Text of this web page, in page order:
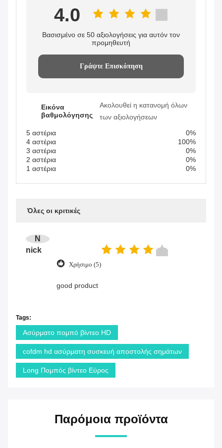
4.0
Βασισμένο σε 50 αξιολογήσεις για αυτόν τον
προμηθευτή
Γράψτε Επισκόπηση
Εικόνα
βαθμολόγησης
Ακολουθεί η κατανομή όλων
των αξιολογήσεων
5 αστέρια
0%
4 αστέρια
100%
3 αστέρια
0%
2 αστέρια
0%
1 αστέρια
0%
Όλες οι κριτικές
N
nick
Χρήσιμο (5)
good product
Tags:
Ασύρματο πομπό βίντεο HD
cofdm hd ασύρματη συσκευή αποστολής σημάτων
Long Πομπός βίντεο Εύρος
Παρόμοια προϊόντα